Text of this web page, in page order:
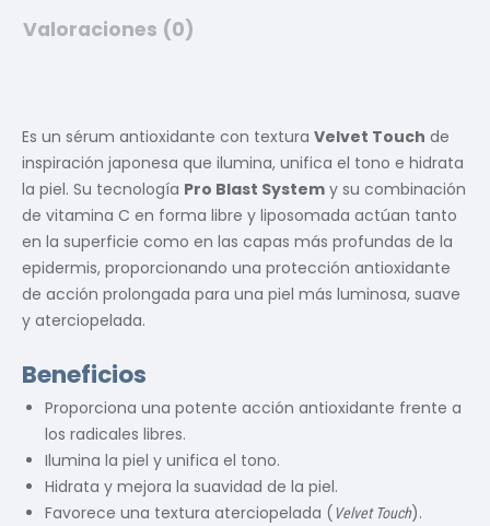
Valoraciones (0)
Es un sérum antioxidante con textura Velvet Touch de
inspiración japonesa que ilumina, unifica el tono e hidrata
la piel. Su tecnología Pro Blast System y su combinación
de vitamina C en forma libre y liposomada actúan tanto
en la superficie como en las capas más profundas de la
epidermis, proporcionando una protección antioxidante
de acción prolongada para una piel más luminosa, suave
y aterciopelada.
Beneficios
Proporciona una potente acción antioxidante frente a
los radicales libres.
Ilumina la piel y unifica el tono.
Hidrata y mejora la suavidad de la piel.
Favorece una textura aterciopelada (Velvet Touch).